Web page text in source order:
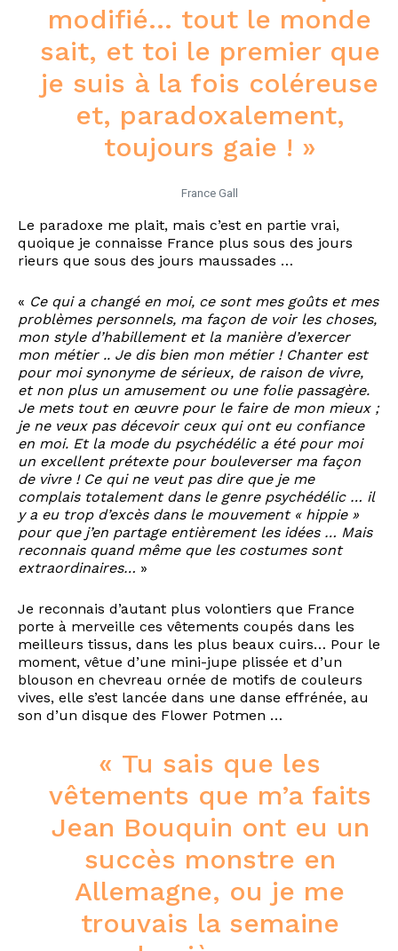
modifié… tout le monde
sait, et toi le premier que
je suis à la fois coléreuse
et, paradoxalement,
toujours gaie ! »
France Gall
Le paradoxe me plait, mais c’est en partie vrai,
quoique je connaisse France plus sous des jours
rieurs que sous des jours maussades …
« Ce qui a changé en moi, ce sont mes goûts et mes
problèmes personnels, ma façon de voir les choses,
mon style d’habillement et la manière d’exercer
mon métier .. Je dis bien mon métier ! Chanter est
pour moi synonyme de sérieux, de raison de vivre,
et non plus un amusement ou une folie passagère.
Je mets tout en œuvre pour le faire de mon mieux ;
je ne veux pas décevoir ceux qui ont eu confiance
en moi. Et la mode du psychédélic a été pour moi
un excellent prétexte pour bouleverser ma façon
de vivre ! Ce qui ne veut pas dire que je me
complais totalement dans le genre psychédélic … il
y a eu trop d’excès dans le mouvement « hippie »
pour que j’en partage entièrement les idées … Mais
reconnais quand même que les costumes sont
extraordinaires… »
Je reconnais d’autant plus volontiers que France
porte à merveille ces vêtements coupés dans les
meilleurs tissus, dans les plus beaux cuirs… Pour le
moment, vêtue d’une mini-jupe plissée et d’un
blouson en chevreau ornée de motifs de couleurs
vives, elle s’est lancée dans une danse effrénée, au
son d’un disque des Flower Potmen …
« Tu sais que les
vêtements que m’a faits
Jean Bouquin ont eu un
succès monstre en
Allemagne, ou je me
trouvais la semaine